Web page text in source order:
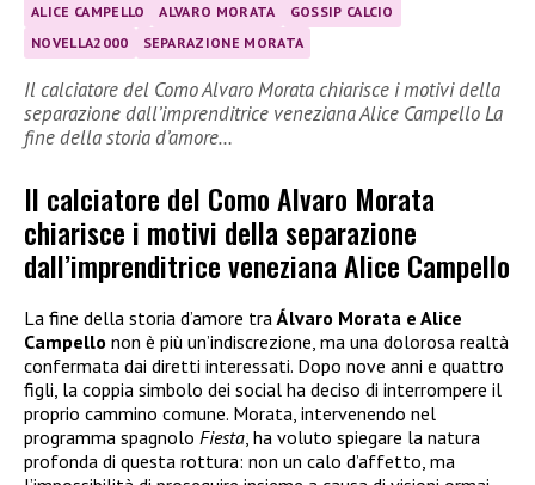
ALICE CAMPELLO ALVARO MORATA
GOSSIP CALCIO
NOVELLA2000
SEPARAZIONE MORATA
Il calciatore del Como Alvaro Morata chiarisce i motivi della
separazione dall’imprenditrice veneziana Alice Campello La
fine della storia d’amore…
Il calciatore del Como Alvaro Morata
chiarisce i motivi della separazione
dall’imprenditrice veneziana Alice Campello
La fine della storia d’amore tra Álvaro Morata e Alice
Campello non è più un’indiscrezione, ma una dolorosa realtà
confermata dai diretti interessati. Dopo nove anni e quattro
figli, la coppia simbolo dei social ha deciso di interrompere il
proprio cammino comune. Morata, intervenendo nel
programma spagnolo Fiesta , ha voluto spiegare la natura
profonda di questa rottura: non un calo d’affetto, ma